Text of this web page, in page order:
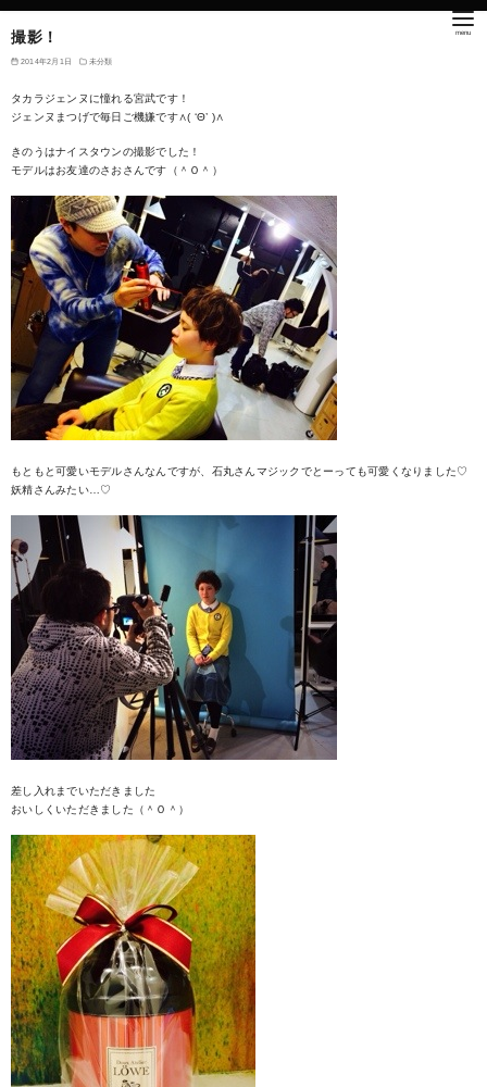
撮影！
2014年2月1日 未分類
タカラジェンヌに憧れる宮武です！
ジェンヌまつげで毎日ご機嫌です∧( ‘Θ’ )∧
きのうはナイスタウンの撮影でした！
モデルはお友達のさおさんです（＾Ｏ＾）
もともと可愛いモデルさんなんですが、石丸さんマジックでとーっても可愛くなりました♡
妖精さんみたい…♡
差し入れまでいただきました
おいしくいただきました（＾Ｏ＾）